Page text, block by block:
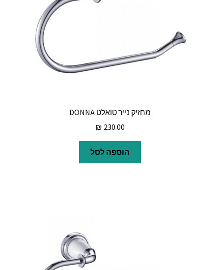
מחזיק נייר טואלט DONNA
₪ 230.00
הוספה לסל